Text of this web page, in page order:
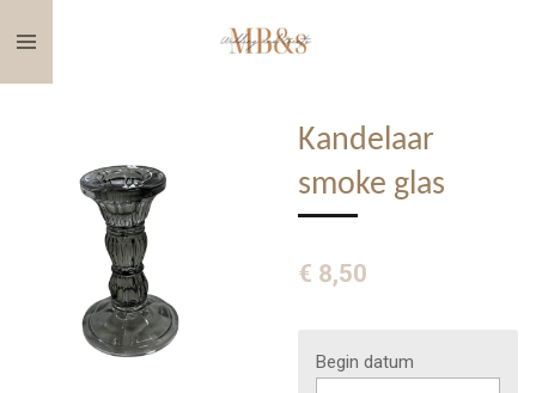
direct
naar
Kandelaar
smoke glas
€ 8,50
Begin datum